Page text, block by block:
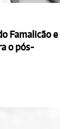
Famalicão e
o pós-